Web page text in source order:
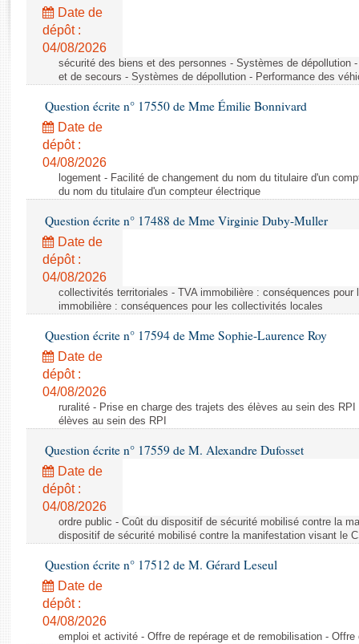
Rapports législatifs
Rapports sur l'application des lois
Baromètre de l’application des lois
Dossiers législatifs
Budget et sécurité sociale
Questions écrites et orales
Comptes rendus des débats
Date de
dépôt :
04/08/2026
sécurité des biens et des personnes - Systèmes de dépollution
et de secours - Systèmes de dépollution - Performance des
Question écrite n° 17550 de Mme Émilie Bonnivard
Date de
dépôt :
04/08/2026
logement - Facilité de changement du nom du titulaire d'un
du nom du titulaire d'un compteur électrique
Question écrite n° 17488 de Mme Virginie Duby-Muller
Date de
dépôt :
04/08/2026
collectivités territoriales - TVA immobilière : conséquences
immobilière : conséquences pour les collectivités locales
Question écrite n° 17594 de Mme Sophie-Laurence Roy
Date de
dépôt :
04/08/2026
ruralité - Prise en charge des trajets des élèves au sein des
élèves au sein des RPI
Question écrite n° 17559 de M. Alexandre Dufosset
Date de
dépôt :
04/08/2026
ordre public - Coût du dispositif de sécurité mobilisé contre la
dispositif de sécurité mobilisé contre la manifestation visant le
Question écrite n° 17512 de M. Gérard Leseul
Date de
dépôt :
04/08/2026
emploi et activité - Offre de repérage et de remobilisation -